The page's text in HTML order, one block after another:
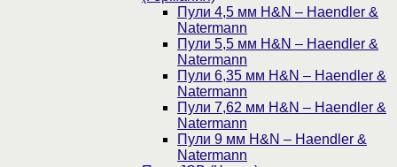
Пули 4,5 мм H&N – Haendler &
Natermann
Пули 5,5 мм H&N – Haendler &
Natermann
Пули 6,35 мм H&N – Haendler &
Natermann
Пули 7,62 мм H&N – Haendler &
Natermann
Пули 9 мм H&N – Haendler &
Natermann